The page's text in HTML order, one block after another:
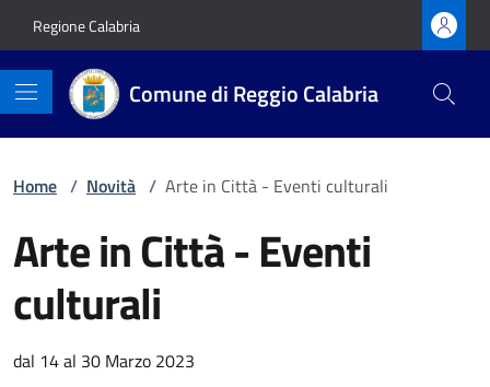
Regione Calabria
Comune di Reggio Calabria
Home / Novità / Arte in Città - Eventi culturali
Arte in Città - Eventi
culturali
Dettagli della notizia
dal 14 al 30 Marzo 2023